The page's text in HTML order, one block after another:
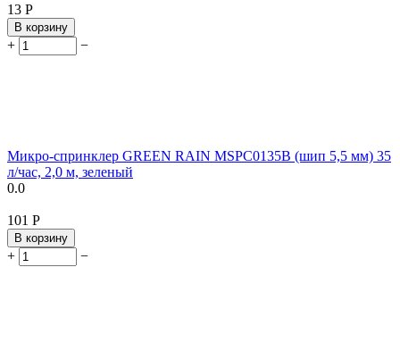
‍13‍ Р
В корзину
+ −
Микро-спринклер GREEN RAIN MSPC0135B (шип 5,5 мм) 35
л/час, 2,0 м, зеленый
0.0
‍101‍ Р
В корзину
+ −